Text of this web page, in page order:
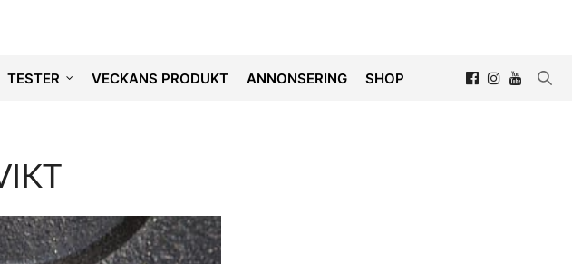
TESTER VECKANS PRODUKT ANNONSERING SHOP